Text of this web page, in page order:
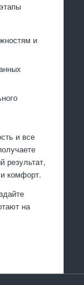
и
и все
результат,
комфорт.
на